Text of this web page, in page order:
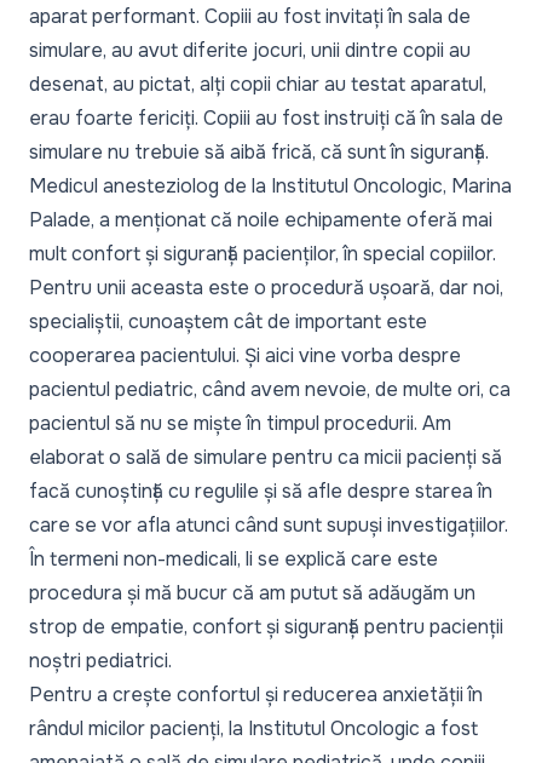
aparat performant. Copiii au fost invitați în sala de
simulare, au avut diferite jocuri, unii dintre copii au
desenat, au pictat, alți copii chiar au testat aparatul,
erau foarte fericiți. Copiii au fost instruiți că în sala de
simulare nu trebuie să aibă frică, că sunt în siguranță.
Medicul anesteziolog de la Institutul Oncologic, Marina
Palade, a menționat că noile echipamente oferă mai
mult confort și siguranță pacienților, în special copiilor.
Pentru unii aceasta este o procedură ușoară, dar noi,
specialiștii, cunoaștem cât de important este
cooperarea pacientului. Și aici vine vorba despre
pacientul pediatric, când avem nevoie, de multe ori, ca
pacientul să nu se miște în timpul procedurii. Am
elaborat o sală de simulare pentru ca micii pacienți să
facă cunoștință cu regulile și să afle despre starea în
care se vor afla atunci când sunt supuși investigațiilor.
În termeni non-medicali, li se explică care este
procedura și mă bucur că am putut să adăugăm un
strop de empatie, confort și siguranță pentru pacienții
noștri pediatrici.
Pentru a crește confortul și reducerea anxietății în
rândul micilor pacienți, la Institutul Oncologic a fost